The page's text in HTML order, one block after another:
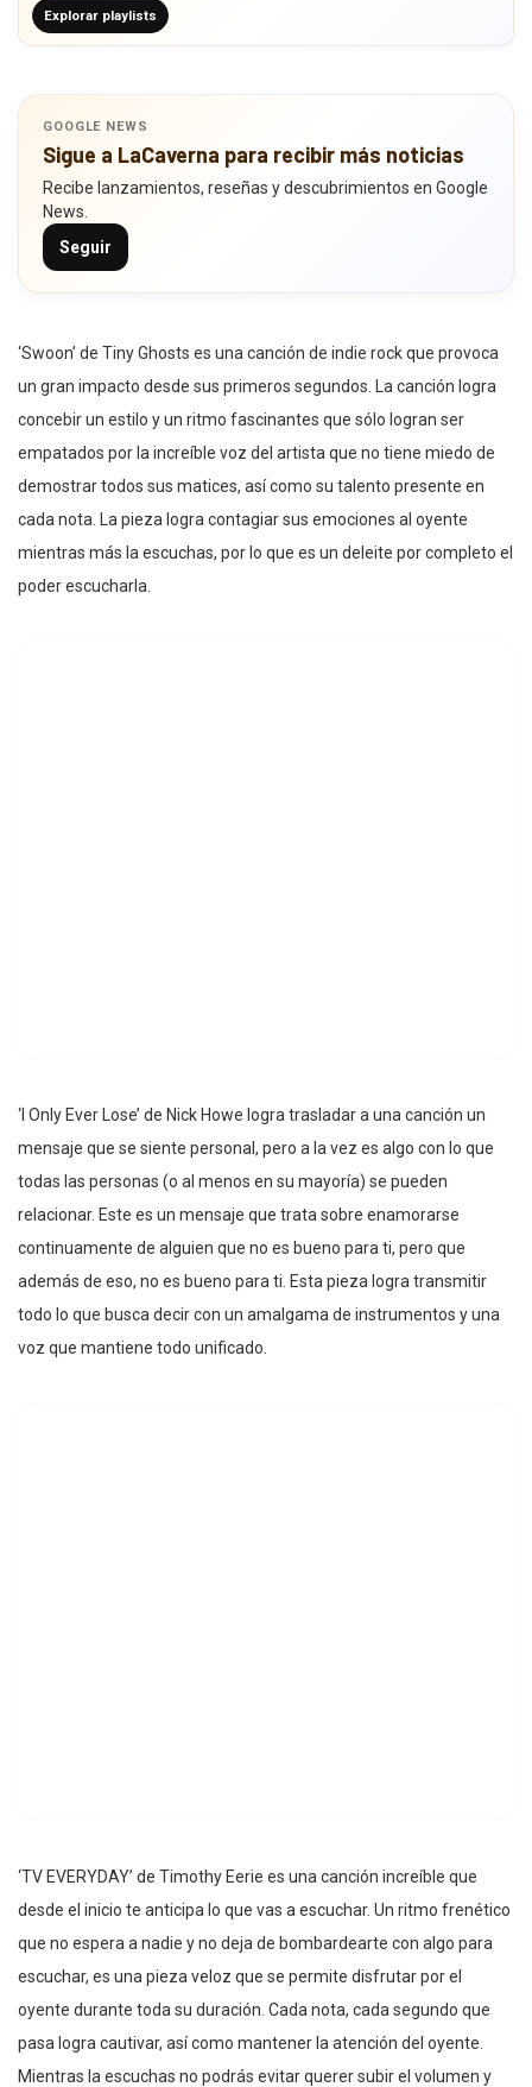
Explorar playlists
GOOGLE NEWS
Sigue a LaCaverna para recibir más noticias
Recibe lanzamientos, reseñas y descubrimientos en Google
News.
Seguir
‘Swoon’ de Tiny Ghosts es una canción de indie rock que provoca
un gran impacto desde sus primeros segundos. La canción logra
concebir un estilo y un ritmo fascinantes que sólo logran ser
empatados por la increíble voz del artista que no tiene miedo de
demostrar todos sus matices, así como su talento presente en
cada nota. La pieza logra contagiar sus emociones al oyente
mientras más la escuchas, por lo que es un deleite por completo el
poder escucharla.
‘I Only Ever Lose’ de Nick Howe logra trasladar a una canción un
mensaje que se siente personal, pero a la vez es algo con lo que
todas las personas (o al menos en su mayoría) se pueden
relacionar. Este es un mensaje que trata sobre enamorarse
continuamente de alguien que no es bueno para ti, pero que
además de eso, no es bueno para ti. Esta pieza logra transmitir
todo lo que busca decir con un amalgama de instrumentos y una
voz que mantiene todo unificado.
‘TV EVERYDAY’ de Timothy Eerie es una canción increíble que
desde el inicio te anticipa lo que vas a escuchar. Un ritmo frenético
que no espera a nadie y no deja de bombardearte con algo para
escuchar, es una pieza veloz que se permite disfrutar por el
oyente durante toda su duración. Cada nota, cada segundo que
pasa logra cautivar, así como mantener la atención del oyente.
Mientras la escuchas no podrás evitar querer subir el volumen y